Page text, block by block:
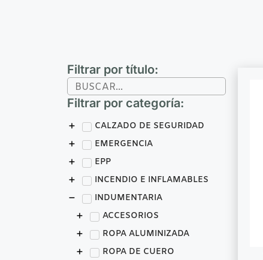
Filtrar por título:
Filtrar por categoría:
CALZADO DE SEGURIDAD
EMERGENCIA
EPP
INCENDIO E INFLAMABLES
INDUMENTARIA
ACCESORIOS
ROPA ALUMINIZADA
ROPA DE CUERO